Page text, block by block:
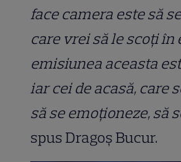
face camera este să
care vrei să le scoți în
emisiunea aceasta
iar cei de acasă, care
să se emoționeze, să
spus Dragoș Bucur.